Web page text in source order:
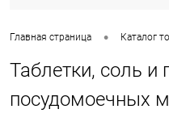
Главная страница • Каталог
Таблетки, соль и
посудомоечных